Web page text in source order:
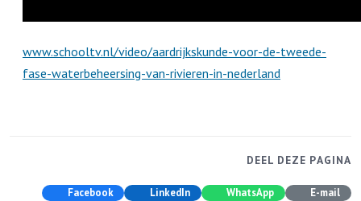
www.schooltv.nl/video/aardrijkskunde-voor-de-tweede-
fase-waterbeheersing-van-rivieren-in-nederland
DEEL DEZE PAGINA
Facebook LinkedIn WhatsApp E-mail